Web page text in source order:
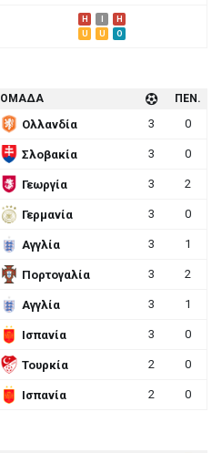
H
H
U
U O
ΟΜΑΔΑ ΠΕΝ.
Ολλανδία 3 0
Σλοβακία 3 0
Γεωργία 3 2
Γερμανία 3 0
Αγγλία 3 1
Πορτογαλία 3 2
Αγγλία 3 1
Ισπανία 3 0
Τουρκία 2 0
Ισπανία 2 0